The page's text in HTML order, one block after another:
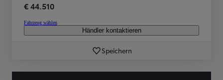
€ 44.510
Fahrzeug wählen
Händler kontaktieren
Speichern